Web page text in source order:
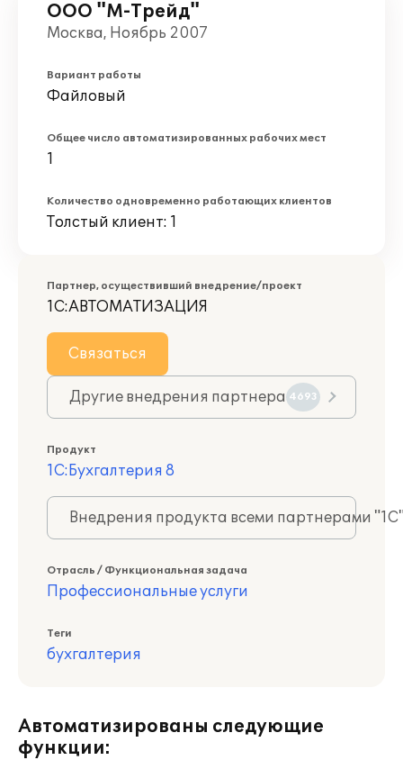
ООО "М-Трейд"
Москва, Ноябрь 2007
Вариант работы
Файловый
Общее число автоматизированных рабочих мест
1
Количество одновременно работающих клиентов
Толстый клиент: 1
Партнер, осуществивший внедрение/проект
1С:АВТОМАТИЗАЦИЯ
Связаться
Другие внедрения партнера 4693
Продукт
1С:Бухгалтерия 8
Внедрения продукта всеми партнерами
Отрасль / Функциональная задача
Профессиональные услуги
Теги
бухгалтерия
Автоматизированы следующие
функции: